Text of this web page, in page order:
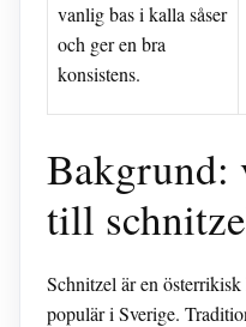
vanlig bas i kalla såser
och ger en bra
konsistens.
Bakgrund:
till
Schnitzel är en
populär i Sverige.